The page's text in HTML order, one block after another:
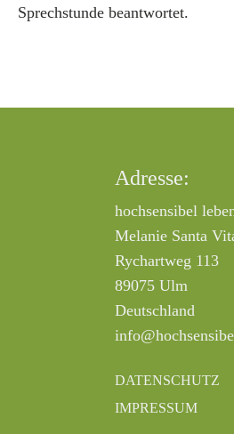
Sprechstunde beantwortet.
Adresse:
hochsensibel
Melanie Santa
Rychartweg 113
89075 Ulm
Deutschland
DATENSCHUTZ
IMPRESSUM